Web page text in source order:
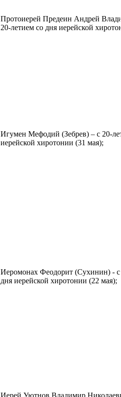
Протоиерей Предеин Андрей
20-летием со дня иерейской
Игумен Мефодий (Зебрев) – с 20-
иерейской хиротонии (31 мая);
Иеромонах Феодорит (Сухинин) - с
дня иерейской хиротонии (22 мая);